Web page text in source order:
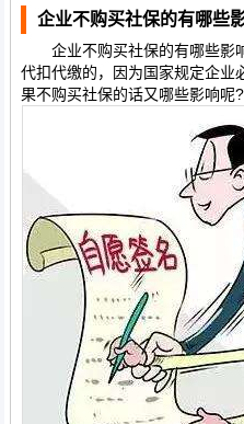
企业不购买社保的有哪些影
企业不购买社保的有哪些影
代扣代缴的，因为国家规定企业
果不购买社保的话又哪些影响呢?